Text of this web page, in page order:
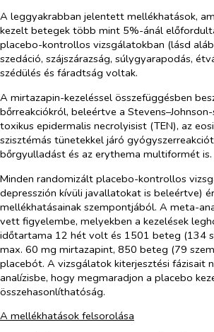
A leggyakrabban jelentett mellékhatások,
kezelt betegek több mint 5%-ánál
placebo-kontrollos vizsgálatokban (lásd
szedáció, szájszárazság, súlygyarapodás,
szédülés és fáradtság voltak.
A mirtazapin-kezeléssel összefüggésben
bőrreakciókról, beleértve a
toxikus epidermalis necrolyisist (TEN), az
szisztémás tünetekkel járó
bőrgyulladást és az erythema multiformét
Minden randomizált placebo-kontrollos
depresszión kívüli javallatokat is beleértve)
mellékhatásainak szempontjából. A meta-
vett figyelembe, melyekben a kezelések
időtartama 12 hét volt és 1501 beteg (134
max. 60 mg mirtazapint, 850 beteg (79
placebót. A vizsgálatok kiterjesztési fázisait
analízisbe, hogy megmaradjon a placebo
összehasonlíthatóság.
A mellékhatások felsorolása